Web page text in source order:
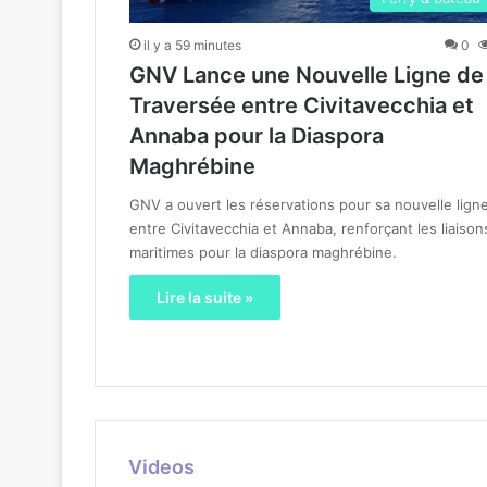
il y a 59 minutes 0
GNV Lance une Nouvelle Ligne de
Traversée entre Civitavecchia et
Annaba pour la Diaspora
Maghrébine
GNV a ouvert les réservations pour sa nouvelle ligne
entre Civitavecchia et Annaba, renforçant les
maritimes pour la diaspora maghrébine.
Lire la suite »
Videos